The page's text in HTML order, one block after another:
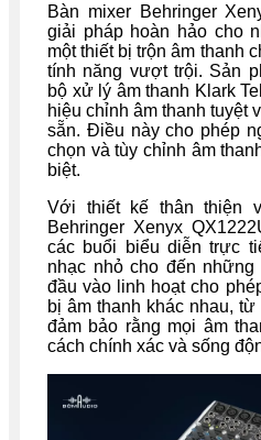
Bàn mixer Behringer
giải pháp hoàn hảo cho
một thiết bị trộn âm thanh
tính năng vượt trội. Sản
bộ xử lý âm thanh Klark
hiệu chỉnh âm thanh tuyệt
sẵn. Điều này cho phép
chọn và tùy chỉnh âm
biệt.
Với thiết kế thân thiện
Behringer Xenyx
các buổi biểu diễn trực
nhạc nhỏ cho đến
đầu vào linh hoạt cho
bị âm thanh khác nhau,
đảm bảo rằng mọi âm
cách chính xác và sống